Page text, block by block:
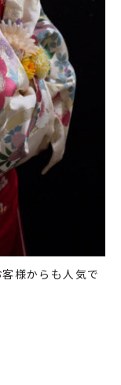
様からも人気で